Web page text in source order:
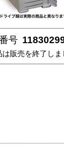
号
は販売を終了しま